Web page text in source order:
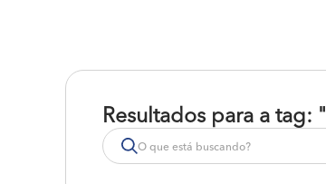
Resultados para a tag: "